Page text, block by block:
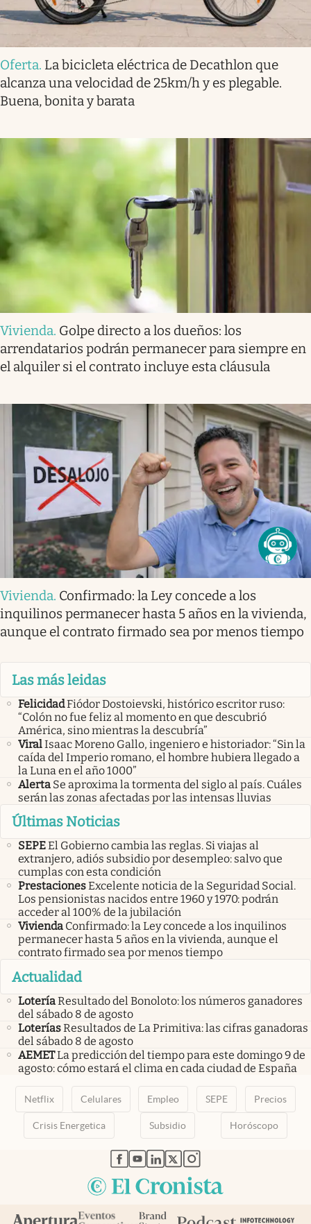
Oferta. La bicicleta eléctrica de Decathlon que
alcanza una velocidad de 25km/h y es plegable.
Buena, bonita y barata
Vivienda. Golpe directo a los dueños: los
arrendatarios podrán permanecer para siempre en
el alquiler si el contrato incluye esta cláusula
Vivienda. Confirmado: la Ley concede a los
inquilinos permanecer hasta 5 años en la vivienda,
aunque el contrato firmado sea por menos tiempo
Las más leidas
FelicidadFiódor Dostoievski, histórico escritor ruso:
“Colón no fue feliz al momento en que descubrió
América, sino mientras la descubría”
ViralIsaac Moreno Gallo, ingeniero e historiador: “Sin la
caída del Imperio romano, el hombre hubiera llegado a
la Luna en el año 1000”
Alerta Se aproxima la tormenta del siglo al país. Cuáles
serán las zonas afectadas por las intensas lluvias
Últimas Noticias
SEPEEl Gobierno cambia las reglas. Si viajas al
extranjero, adiós subsidio por desempleo: salvo que
cumplas con esta condición
PrestacionesExcelente noticia de la Seguridad Social.
Los pensionistas nacidos entre 1960 y 1970: podrán
acceder al 100% de la jubilación
Vivienda Confirmado: la Ley concede a los inquilinos
permanecer hasta 5 años en la vivienda, aunque el
contrato firmado sea por menos tiempo
Actualidad
LoteríaResultado del Bonoloto: los números ganadores
del sábado 8 de agosto
LoteríasResultados de La Primitiva: las cifras ganadoras
del sábado 8 de agosto
AEMETLa predicción del tiempo para este domingo 9 de
agosto: cómo estará el clima en cada ciudad de España
Netflix Celulares Empleo SEPE Precios
Crisis Energetica Subsidio Horóscopo
abre en nueva pestaña
abre en nueva pestaña
abre en nueva pestaña
abre en nueva pestaña
abre en nueva pestaña